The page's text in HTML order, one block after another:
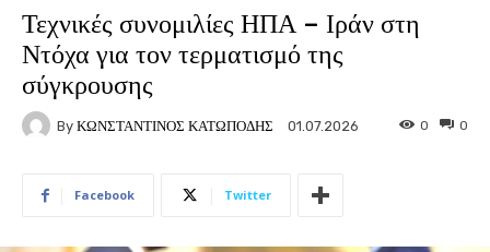
Τεχνικές συνομιλίες ΗΠΑ – Ιράν στη
Ντόχα για τον τερματισμό της
σύγκρουσης
By ΚΩΝΣΤΑΝΤΙΝΟΣ ΚΑΤΩΠΟΔΗΣ 01.07.2026 0
0
Facebook Twitter